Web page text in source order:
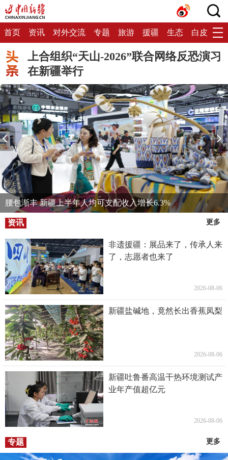
首页 资讯 对外交流 专题 旅游 援疆 生态 白皮书
上合组织“天山-2026”联合网络反恐演习
在新疆举行
腰包渐丰 新疆上半年人均可支配收入增长6.3%
资讯 更多
非遗援疆：展品来了，传承人来
了，志愿者也来了
2026-08-06
新疆盐碱地，竟然长出香蕉凤梨
2026-08-06
新疆吐鲁番高温干热环境测试产
业年产值超亿元
2026-08-06
专题 更多